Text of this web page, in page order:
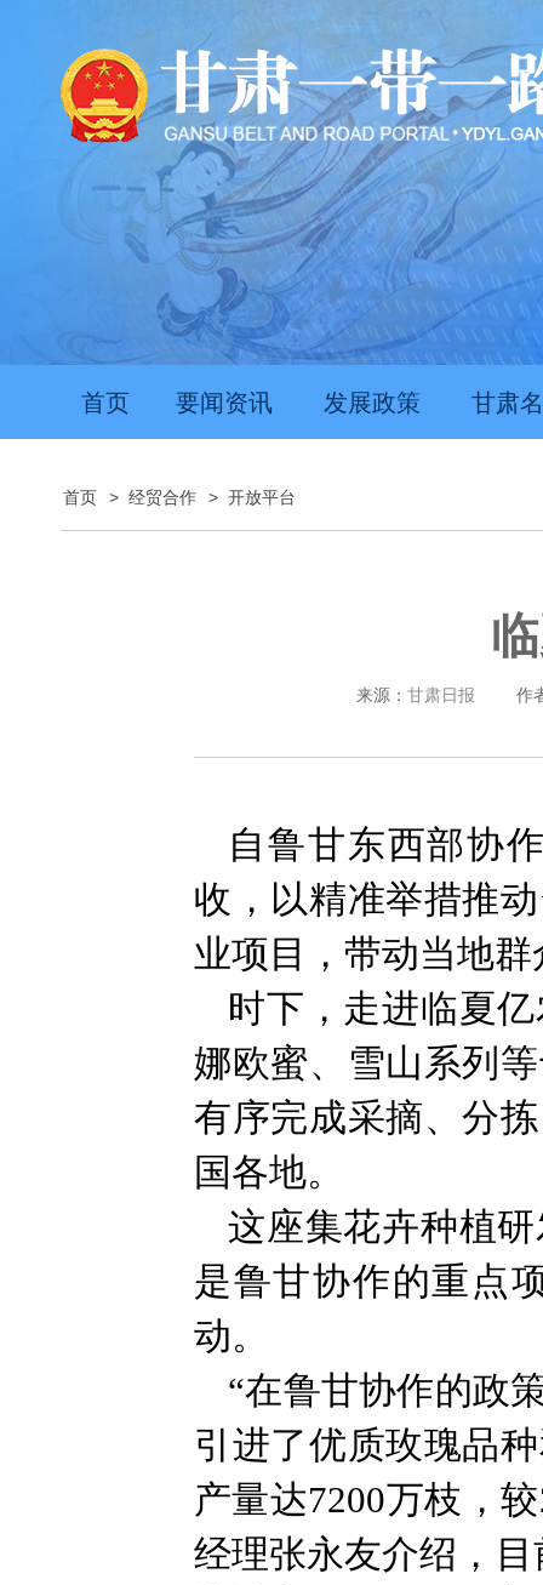
首页 要闻资讯 发展政策 甘肃
首页 > 经贸合作 > 开放平台
来源： 甘肃日报 作
自鲁甘东西部协
收，以精准举措推
业项目，带动当地
时下，走进临夏
娜欧蜜、雪山系列
有序完成采摘、分
国各地。
这座集花卉种植
是鲁甘协作的重点
动。
“在鲁甘协作的政
引进了优质玫瑰品
产量达7200万枝，
经理张永友介绍，